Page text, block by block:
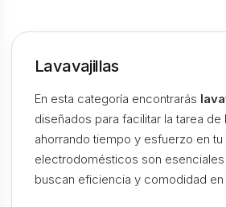
Lavavajillas
En esta categoría encontrarás
diseñados para facilitar la tarea de
ahorrando tiempo y esfuerzo en tu
electrodomésticos son
buscan eficiencia y comodidad en